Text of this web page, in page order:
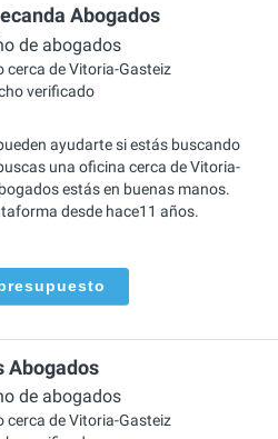
Abogados
de abogados
cerca de Vitoria-Gasteiz
verificado
ayudarte si estás buscando
una oficina cerca de Vitoria-
estás en buenas manos.
desde hace11 años.
Abogados
de abogados
cerca de Vitoria-Gasteiz